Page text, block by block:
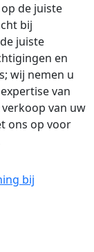
de juiste
bij
juiste
en
wij nemen u
van
van uw
ons op voor
bij